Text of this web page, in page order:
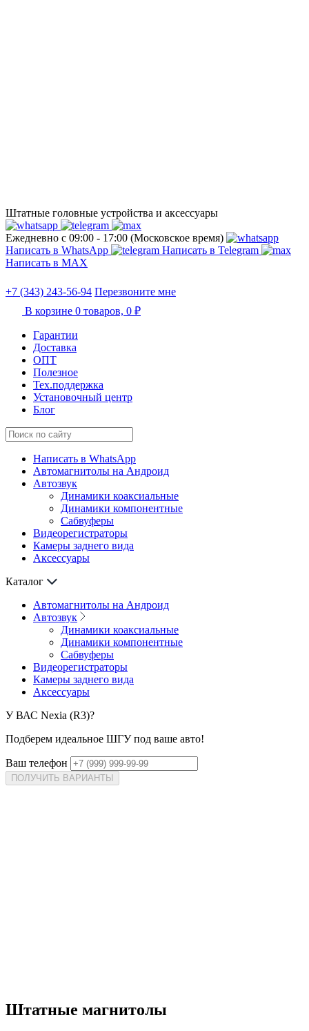
Штатные головные устройства и аксессуары
Ежедневно с 09:00 - 17:00 (Московское время)
Написать в WhatsApp
Написать в Telegram
Написать в МАХ
+7 (343) 243-56-94 Перезвоните мне
В корзине 0 товаров, 0 ₽
Гарантии
Доставка
ОПТ
Полезное
Тех.поддержка
Установочный центр
Блог
Написать в WhatsApp
Автомагнитолы на Андроид
Автозвук
Динамики коаксиальные
Динамики компонентные
Сабвуферы
Видеорегистраторы
Камеры заднего вида
Аксессуары
Каталог
Автомагнитолы на Андроид
Автозвук
Динамики коаксиальные
Динамики компонентные
Сабвуферы
Видеорегистраторы
Камеры заднего вида
Аксессуары
У ВАС Nexia (R3)?
Подберем идеальное ШГУ под ваше авто!
Ваш телефон
ПОЛУЧИТЬ ВАРИАНТЫ
Штатные магнитолы